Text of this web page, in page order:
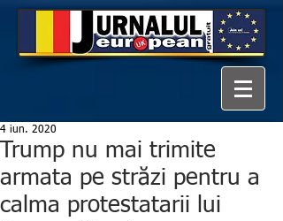
Trump nu mai trimite
armata pe străzi pentru a
calma protestatarii lui
4 iun. 2020